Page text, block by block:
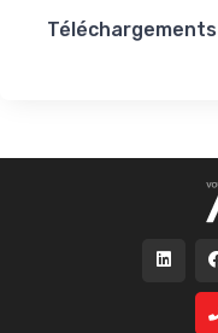
Téléchargements